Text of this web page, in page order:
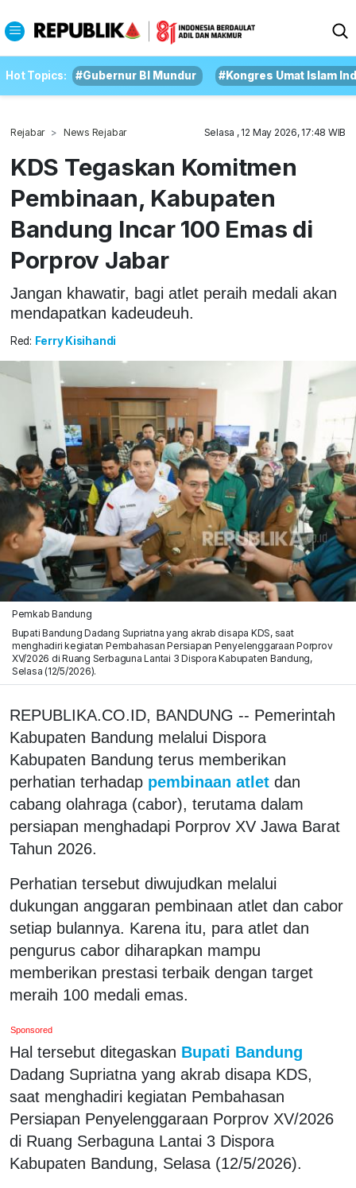
Hot Topics: #Gubernur BI Mundur #Kongres Umat Islam
Rejabar News Rejabar Selasa , 12 May 2026, 17:48 WIB
KDS Tegaskan Komitmen
Pembinaan, Kabupaten
Bandung Incar 100 Emas di
Porprov Jabar
Jangan khawatir, bagi atlet peraih medali akan
mendapatkan kadeudeuh.
Red: Ferry Kisihandi
Pemkab Bandung
Bupati Bandung Dadang Supriatna yang akrab disapa KDS, saat
menghadiri kegiatan Pembahasan Persiapan Penyelenggaraan Porprov
XV/2026 di Ruang Serbaguna Lantai 3 Dispora Kabupaten Bandung,
Selasa (12/5/2026).
REPUBLIKA.CO.ID, BANDUNG -- Pemerintah
Kabupaten Bandung melalui Dispora
Kabupaten Bandung terus memberikan
perhatian terhadap pembinaan atlet dan
cabang olahraga (cabor), terutama dalam
persiapan menghadapi Porprov XV Jawa Barat
Tahun 2026.
Perhatian tersebut diwujudkan melalui
dukungan anggaran pembinaan atlet dan cabor
setiap bulannya. Karena itu, para atlet dan
pengurus cabor diharapkan mampu
memberikan prestasi terbaik dengan target
meraih 100 medali emas.
Sponsored
Hal tersebut ditegaskan Bupati Bandung
Dadang Supriatna yang akrab disapa KDS,
saat menghadiri kegiatan Pembahasan
Persiapan Penyelenggaraan Porprov XV/2026
di Ruang Serbaguna Lantai 3 Dispora
Kabupaten Bandung, Selasa (12/5/2026).